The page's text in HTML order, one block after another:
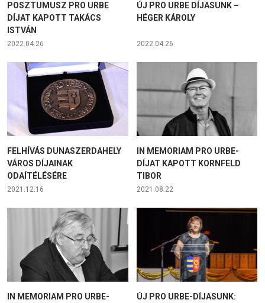
POSZTUMUSZ PRO URBE
DÍJAT KAPOTT TAKÁCS
ISTVÁN
2022.04.26
ÚJ PRO URBE DÍJASUNK –
HÉGER KÁROLY
2022.04.26
FELHÍVÁS DUNASZERDAHELY
VÁROS DÍJAINAK
ODAÍTÉLÉSÉRE
2021.12.16
IN MEMORIAM PRO URBE-
DÍJAT KAPOTT KORNFELD
TIBOR
2021.08.22
IN MEMORIAM PRO URBE-
ÚJ PRO URBE-DÍJASUNK: